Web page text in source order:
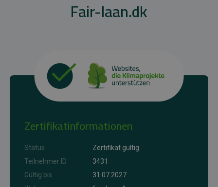
Fair-laan.dk
Zertifikatinformationen
Status
Zertifikat gültig
Teilnehmer ID
3431
Gültig bis
31.07.2027